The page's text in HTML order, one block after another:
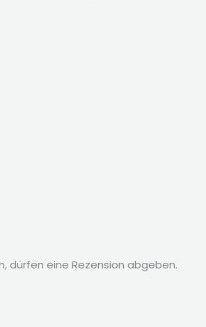
dürfen eine Rezension abgeben.